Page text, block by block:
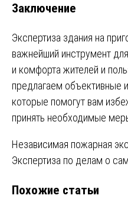
Заключение
Экспертиза здания на
важнейший инструмент
и комфорта жителей и
предлагаем объективные
которые помогут вам
принять необходимые
Навигация
записям
Независимая пожарная
Экспертиза по делам о
Похожие статьи